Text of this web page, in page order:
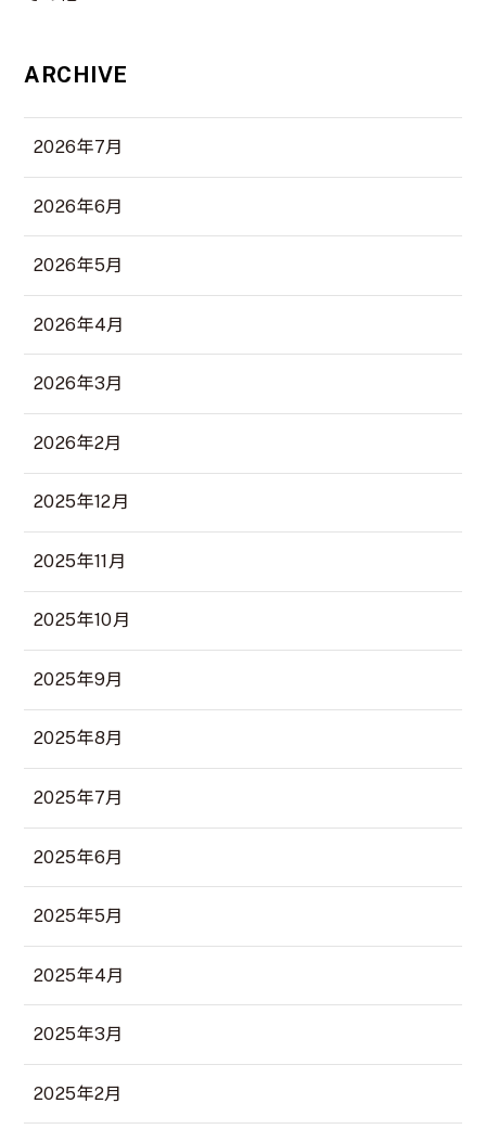
ARCHIVE
2026年7月
2026年6月
2026年5月
2026年4月
2026年3月
2026年2月
2025年12月
2025年11月
2025年10月
2025年9月
2025年8月
2025年7月
2025年6月
2025年5月
2025年4月
2025年3月
2025年2月